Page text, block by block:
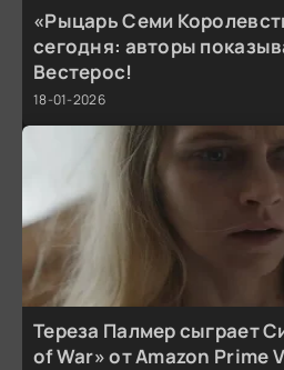
«Рыцарь Семи
сегодня: авторы
Вестерос!
18-01-2026
Тереза Палмер сыграет
of War» от Amazon Prime